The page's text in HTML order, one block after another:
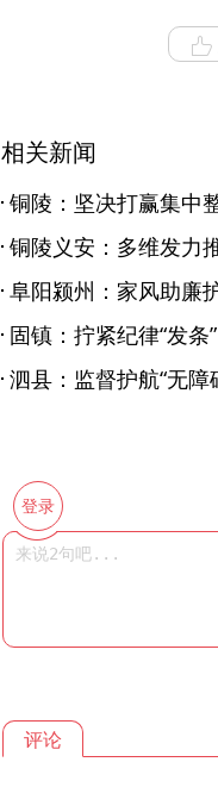
相关新闻
铜陵义安：多维发力
阜阳颍州：家风助廉
固镇：拧紧纪律“发条
泗县：监督护航“无障
登录
评论